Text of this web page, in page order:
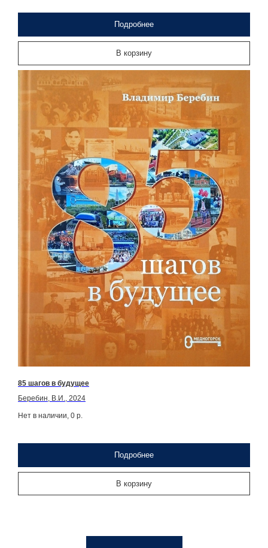
Подробнее
В корзину
85 шагов в будущее
Беребин, В.И., 2024
Нет в наличии, 0 р.
Подробнее
В корзину